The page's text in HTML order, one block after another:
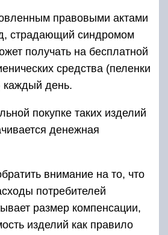
правовыми актами
страдающий синдромом
получать на бесплатной
средства (пеленки
каждый день.
покупке таких изделий
денежная
внимание на то, что
потребителей
размер компенсации,
изделий как правило